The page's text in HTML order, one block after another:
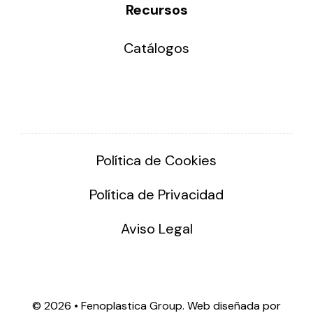
Recursos
Catálogos
Política de Cookies
Política de Privacidad
Aviso Legal
© 2026 • Fenoplastica Group. Web diseñada por